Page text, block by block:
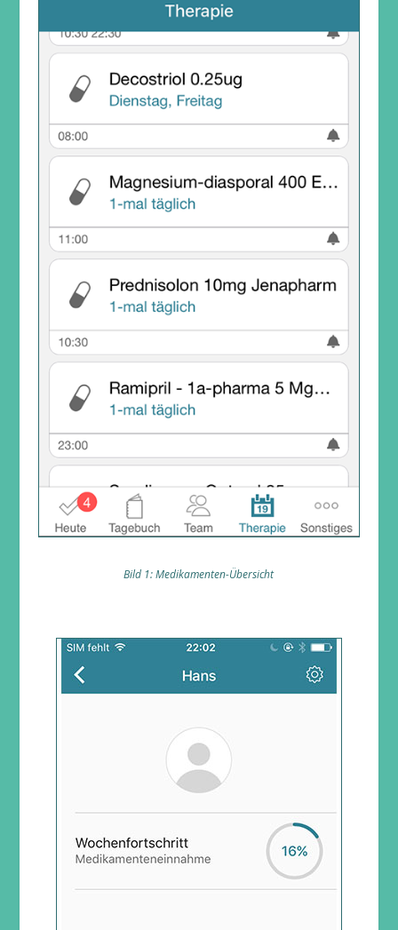
Bild 1: Medikamenten-Übersicht